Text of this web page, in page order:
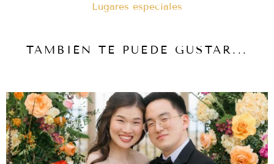
Lugares especiales
TAMBIÉN TE PUEDE GUSTAR...